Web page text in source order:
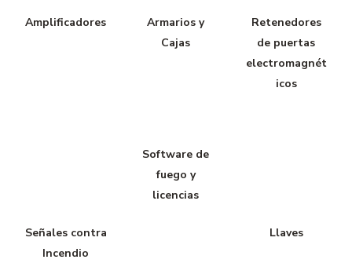
Amplificadores
Armarios y
Cajas
Retenedores
de puertas
electromagnét
icos
Señales contra
Incendio
Software de
fuego y
licencias
Llaves